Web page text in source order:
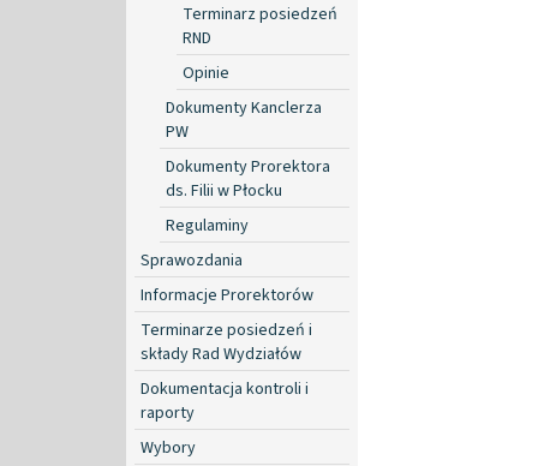
Terminarz posiedzeń
RND
Opinie
Dokumenty Kanclerza
PW
Dokumenty Prorektora
ds. Filii w Płocku
Regulaminy
Sprawozdania
Informacje Prorektorów
Terminarze posiedzeń i
składy Rad Wydziałów
Dokumentacja kontroli i
raporty
Wybory